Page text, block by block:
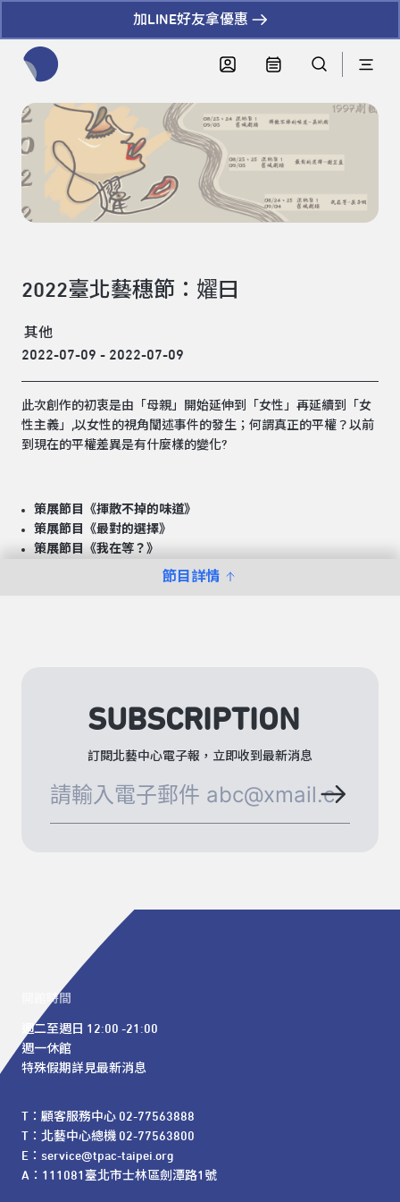
加LINE好友拿優惠
節目詳情
2022臺北藝穗節：嬥曰
其他
2022-07-09 - 2022-07-09
此次創作的初衷是由「母親」開始延伸到「女性」再延續到「女
性主義」,以女性的視角闡述事件的發生；何謂真正的平權？以前
到現在的平權差異是有什麼樣的變化?
策展節目
《揮散不掉的味道》
策展節目
《最對的選擇》
策展節目
《我在等？》
SUBSCRIPTION
訂閱北藝中心電子報，立即收到最新消息
開館時間
週二至週日 12:00 -21:00
週一休館
特殊假期詳見最新消息
T：顧客服務中心 02-77563888
T：北藝中心總機 02-77563800
E：service@tpac-taipei.org
A：111081臺北市士林區劍潭路1號